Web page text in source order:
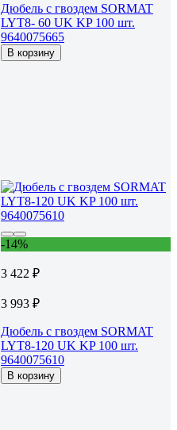
Дюбель с гвоздем SORMAT
LYT8- 60 UK KP 100 шт.
9640075665
В корзину
-14%
3 422 ₽
3 993 ₽
Дюбель с гвоздем SORMAT
LYT8-120 UK KP 100 шт.
9640075610
В корзину